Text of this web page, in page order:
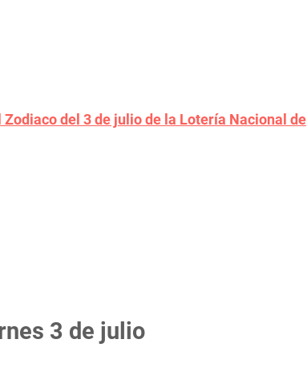
del 3 de julio de la Lotería Nacional de
3 de julio